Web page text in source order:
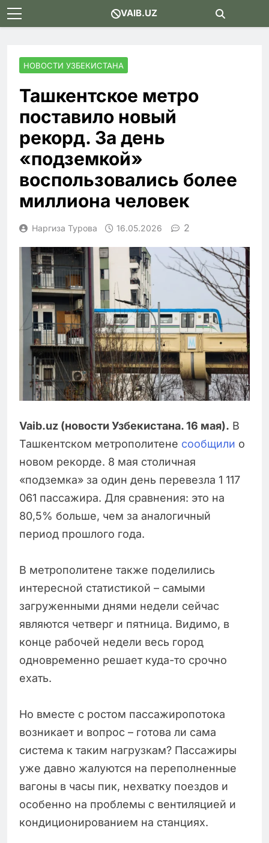
Skip
to
VAIB.UZ
НОВОСТИ УЗБЕКИСТАНА
Ташкентское метро
поставило новый
рекорд. За день
«подземкой»
воспользовались более
миллиона человек
Наргиза Турова 16.05.2026 2
Vaib.uz (новости Узбекистана. 16 мая). В
Ташкентском метрополитене сообщили о
новом рекорде. 8 мая столичная
«подземка» за один день перевезла 1 117
061 пассажира. Для сравнения: это на
80,5% больше, чем за аналогичный
период прошлого года.
В метрополитене также поделились
интересной статистикой – самыми
загруженными днями недели сейчас
являются четверг и пятница. Видимо, в
конце рабочей недели весь город
одновременно решает куда-то срочно
ехать.
Но вместе с ростом пассажиропотока
возникает и вопрос – готова ли сама
система к таким нагрузкам? Пассажиры
уже давно жалуются на переполненные
вагоны в часы пик, нехватку поездов и
особенно на проблемы с вентиляцией и
кондиционированием на станциях.